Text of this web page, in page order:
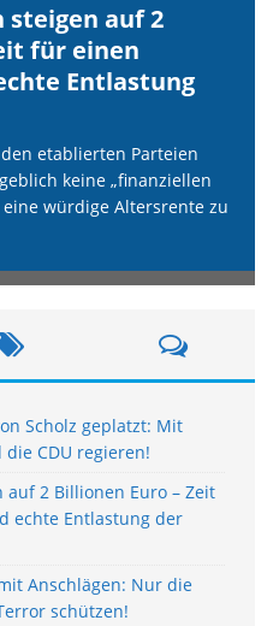
steigen auf 2
für einen
Entlastung
etablierten Parteien
keine „finanziellen
würdige Altersrente zu
Scholz geplatzt: Mit
CDU regieren!
2 Billionen Euro – Zeit
echte Entlastung der
Anschlägen: Nur die
schützen!